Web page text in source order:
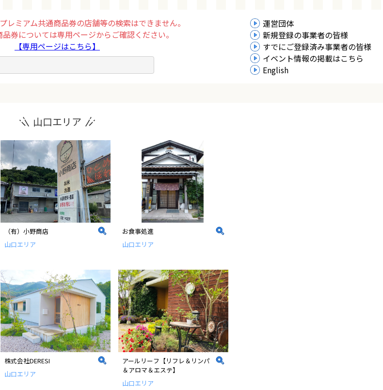
運営団体
新規登録の事業者の皆様
すでにご登録済み事業者の皆様
イベント情報の掲載はこちら
English
レミアム共通商品券の店舗等の検索はできません。
券については専用ページからご確認ください。
【専用ページはこちら】
山口エリア
（有）小野商店
山口エリア
お食事処進
山口エリア
株式会社DERESI
山口エリア
アールリーフ【リフレ＆リンパ
＆アロマ＆エステ】
山口エリア